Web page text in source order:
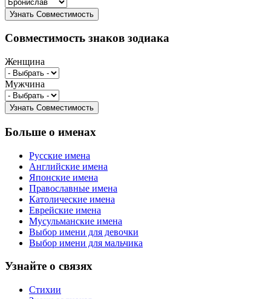
Совместимость знаков зодиака
Женщина
Мужчина
Больше о именах
Русские имена
Английские имена
Японские имена
Православные имена
Католические имена
Еврейские имена
Мусульманские имена
Выбор имени для девочки
Выбор имени для мальчика
Узнайте о связях
Стихии